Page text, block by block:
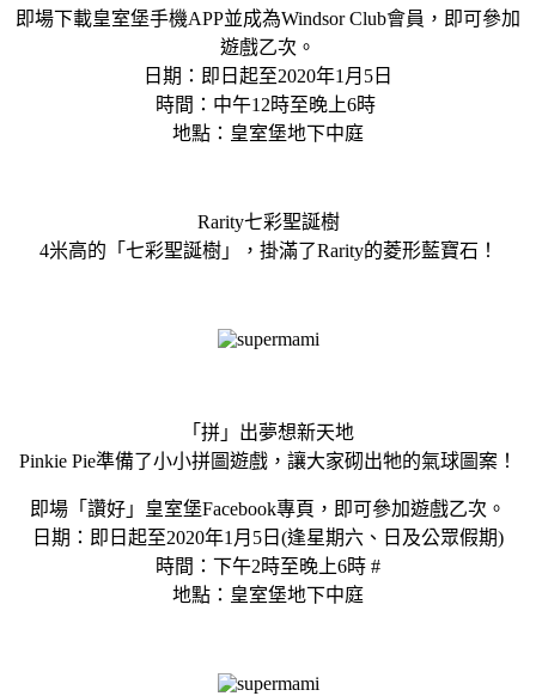
即場下載皇室堡手機APP並成為Windsor Club會員，即可參加
遊戲乙次。
日期：即日起至2020年1月5日
時間：中午12時至晚上6時
地點：皇室堡地下中庭
Rarity七彩聖誕樹
4米高的「七彩聖誕樹」，掛滿了Rarity的菱形藍寶石！
「拼」出夢想新天地
Pinkie Pie準備了小小拼圖遊戲，讓大家砌出牠的氣球圖案！
即場「讚好」皇室堡Facebook專頁，即可參加遊戲乙次。
日期：即日起至2020年1月5日(逢星期六、日及公眾假期)
時間：下午2時至晚上6時 #
地點：皇室堡地下中庭